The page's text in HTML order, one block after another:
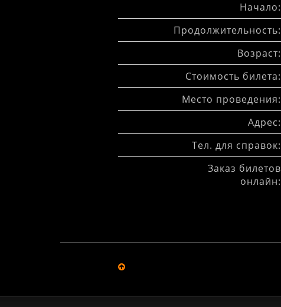
Начало:
Продолжительность:
Возраст:
Стоимость билета:
Место проведения:
Адрес:
Тел. для справок:
Заказ билетов
онлайн: